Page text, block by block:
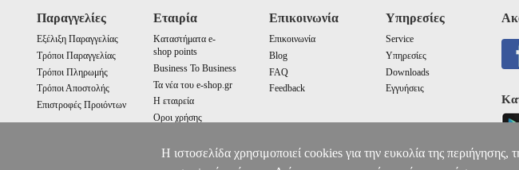
Παραγγελίες
Εξέλιξη Παραγγελίας
Τρόποι Παραγγελίας
Τρόποι Πληρωμής
Τρόποι Αποστολής
Επιστροφές Προιόντων
Εταιρία
Καταστήματα e-
shop points
Business To Business
Τα νέα του e-shop.gr
Η εταιρεία
Οροι χρήσης
Επικοινωνία
Επικοινωνία
Blog
FAQ
Feedback
Υπηρεσίες
Service
Υπηρεσίες
Downloads
Εγγυήσεις
Η ιστοσελίδα χρησιμοποιεί cookies για την ευκολία της